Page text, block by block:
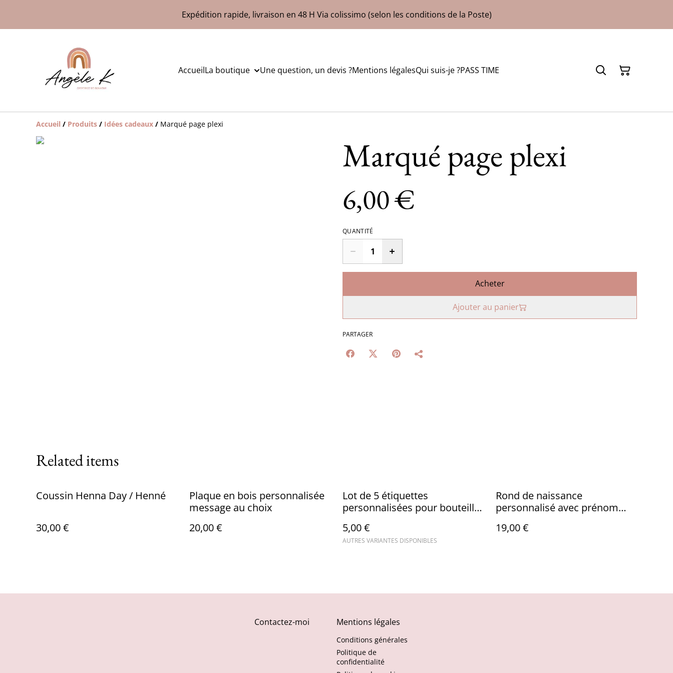
Expédition rapide, livraison en 48 H Via colissimo (selon les conditions de la Poste)
AccueilLa boutique Une question, un devis ?Mentions légalesQui suis-je ?PASS TIME
Accueil / Produits / Idées cadeaux / Marqué page plexi
Marqué page plexi
6,00 €
QUANTITÉ
Acheter
Ajouter au panier
PARTAGER
Related items
Coussin Henna Day / Henné
30,00 €
Plaque en bois personnalisée
message au choix
20,00 €
Lot de 5 étiquettes
personnalisées pour bouteille
5,00 €
AUTRES VARIANTES DISPONIBLES
Rond de naissance
personnalisé avec prénom
de naissance
19,00 €
Contactez-moi Mentions légales
Conditions générales
Politique de
confidentialité